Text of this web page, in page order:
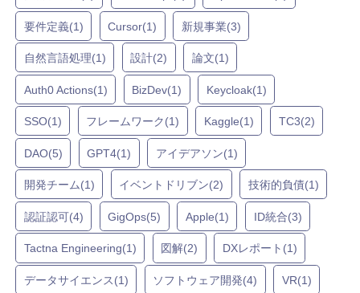
要件定義(1) Cursor(1) 新規事業(3)
自然言語処理(1) 設計(2) 論文(1)
Auth0 Actions(1) BizDev(1) Keycloak(1)
SSO(1) フレームワーク(1) Kaggle(1) TC3(2)
DAO(5) GPT4(1) アイデアソン(1)
開発チーム(1) イベントドリブン(2) 技術的負債(1)
認証認可(4) GigOps(5) Apple(1) ID統合(3)
Tactna Engineering(1) 図解(2) DXレポート(1)
データサイエンス(1) ソフトウェア開発(4) VR(1)